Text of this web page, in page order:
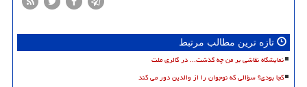
تازه ترین مطالب مرتبط
نمایشگاه نقاشی بر من چه گذشت... در گالری ملت
کجا بودی؟ سؤالی که نوجوان را از والدین دور می کند